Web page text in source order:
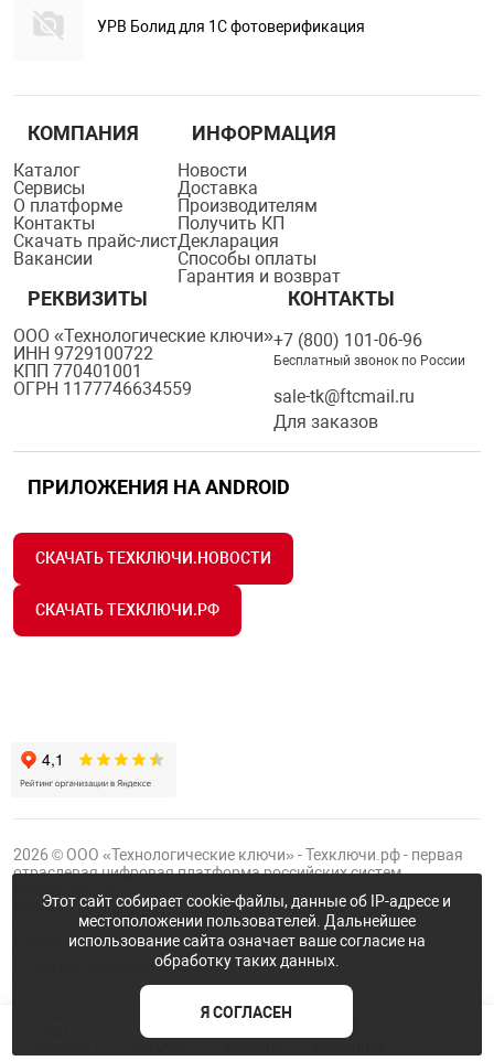
УРВ Болид для 1С фотоверификация
КОМПАНИЯ
Каталог
Сервисы
О платформе
Контакты
Скачать прайс-лист
Вакансии
ИНФОРМАЦИЯ
Новости
Доставка
Производителям
Получить КП
Декларация
Способы оплаты
Гарантия и возврат
РЕКВИЗИТЫ
ООО «Технологические ключи»
ИНН 9729100722
КПП 770401001
ОГРН 1177746634559
КОНТАКТЫ
+7 (800) 101-06-96
Бесплатный звонок по России
sale-tk@ftcmail.ru
Для заказов
ПРИЛОЖЕНИЯ НА ANDROID
СКАЧАТЬ ТЕХКЛЮЧИ.НОВОСТИ
СКАЧАТЬ ТЕХКЛЮЧИ.РФ
2026 © ООО «Технологические ключи» - Техключи.рф - первая
отраслевая цифровая платформа российских систем
ПроектГруппы ФТК
Публичная оферта
Политика конфиденциальности
Этот сайт собирает cookie-файлы, данные об IP-адресе и
местоположении пользователей. Дальнейшее
использование сайта означает ваше согласие на
обработку таких данных.
Я СОГЛАСЕН